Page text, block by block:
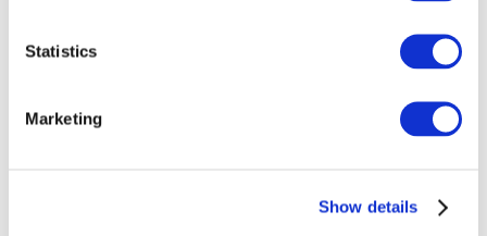
Statistics
Marketing
Show details
Ілюстративні звіти з надання впевненості
(Ukrainian)